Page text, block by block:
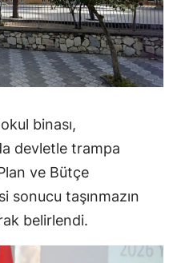
binası,
devletle trampa
ve Bütçe
sonucu taşınmazın
belirlendi.